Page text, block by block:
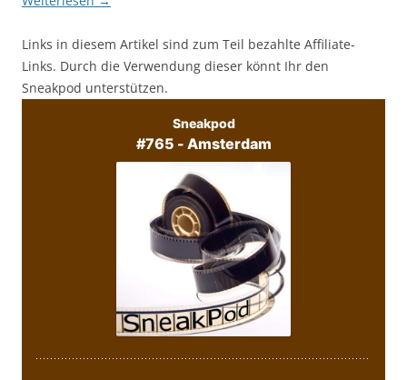
Links in diesem Artikel sind zum Teil bezahlte Affiliate-
Links. Durch die Verwendung dieser könnt Ihr den
Sneakpod unterstützen.